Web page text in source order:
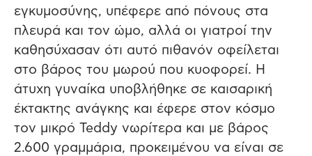
εγκυμοσύνης, υπέφερε από πόνους στα
πλευρά και τον ώμο, αλλά οι γιατροί την
καθησύχασαν ότι αυτό πιθανόν οφείλεται
στο βάρος του μωρού που κυοφορεί. Η
άτυχη γυναίκα υποβλήθηκε σε καισαρική
έκτακτης ανάγκης και έφερε στον κόσμο
τον μικρό Teddy νωρίτερα και με βάρος
2.600 γραμμάρια, προκειμένου να είναι σε